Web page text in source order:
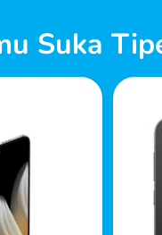
Suka